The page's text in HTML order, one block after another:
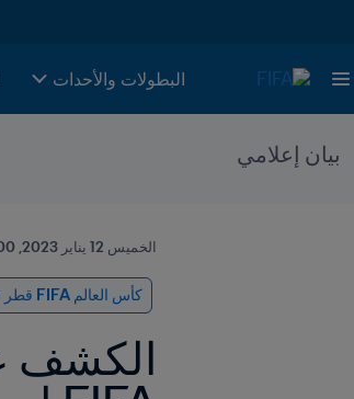
البطولات والأحدات
بيان إعلامي
الخميس 12 يناير 2023, 16:00
كأس العالم FIFA قطر ٢٠٢٢™